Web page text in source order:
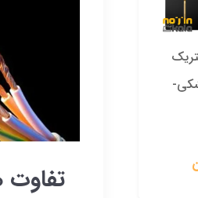
کلید پریز آسیا
مدل کریستال
کروم
110,000